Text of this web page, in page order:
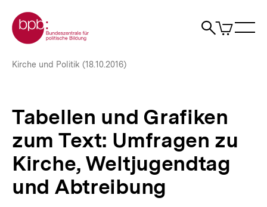
zum
Seiteninhalt
springen
Zur Startseite der bpb
Suche
Artikel
im
Tabellen
Text:
Umfragen
Kirche,
Weltjugendtag
und
Abtreibung
Brotkrümelnavigation
Pfadnavigation
Kirche und Politik (18.10.2016)
Tabellen und Grafiken
zum Text: Umfragen zu
Kirche, Weltjugendtag
und Abtreibung